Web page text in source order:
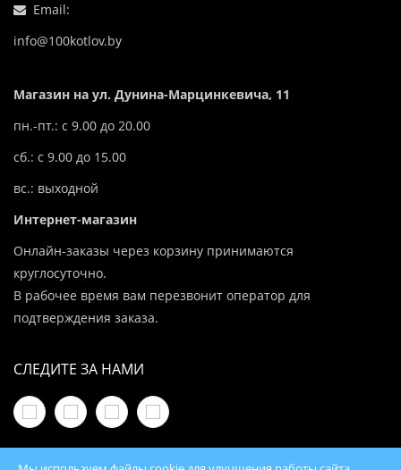
Email:
info@100kotlov.by
Магазин на ул. Дунина-Марцинкевича, 11
пн.-пт.: с 9.00 до 20.00
сб.: с 9.00 до 15.00
вс.: выходной
Интернет-магазин
Онлайн-заказы через корзину принимаются
круглосуточно.
В рабочее время вам перезвонит оператор для
подтверждения заказа.
СЛЕДИТЕ ЗА НАМИ